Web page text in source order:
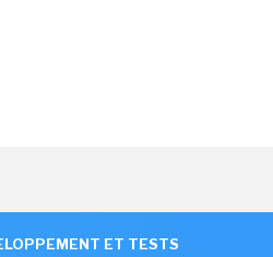
ET TESTS